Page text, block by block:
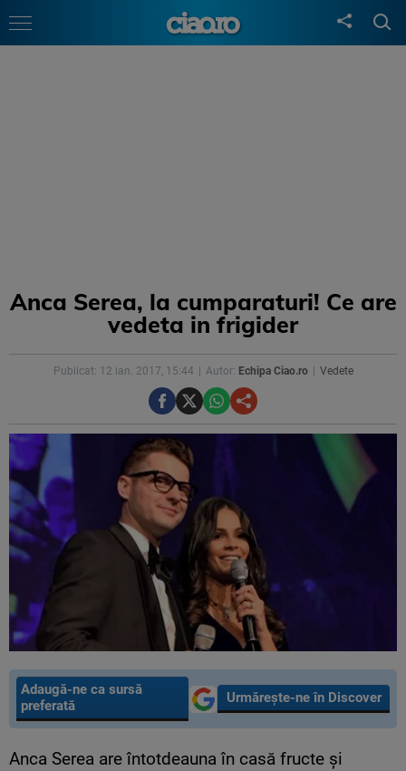
Anca Serea, la cumparaturi! Ce are
vedeta in frigider
Publicat: 12 ian. 2017, 15:44 Autor: Echipa Ciao.ro Vedete
Adaugă-ne ca sursă
preferată
Urmărește-ne în Discover
Anca Serea are întotdeauna în casă fructe şi